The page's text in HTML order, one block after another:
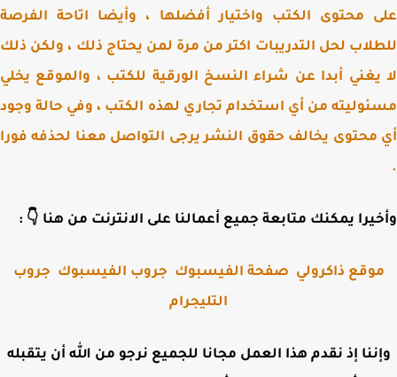
محتوى الكتب واختيار أفضلها ، وأيضا اتاحة الفرصة
لحل التدريبات اكتر من مرة لمن يحتاج ذلك ، ولكن ذلك
يغني أبدا عن شراء النسخ الورقية للكتب ، والموقع يخلي
من أي استخدام تجاري لهذه الكتب ، وفي حالة وجود
محتوى يخالف حقوق النشر يرجى التواصل معنا لحذفه فورا
يمكنك متابعة جميع أعمالنا على الانترنت من هنا 👇 :
ذاكرولي صفحة الفيسبوك جروب الفيسبوك جروب
التليجرام
إذ نقدم هذا العمل مجانا للجميع نرجو من الله أن يتقبله